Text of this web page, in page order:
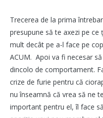
Trecerea de la prima
presupune să te axezi pe
mult decât pe a-l face pe
ACUM. Apoi va fi necesar
dincolo de comportament.
crize de furie pentru că
nu înseamnă că vrea să ne
important pentru el, îl face